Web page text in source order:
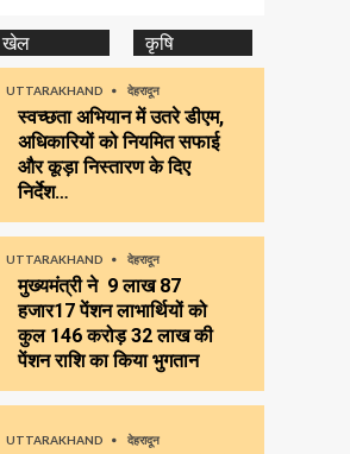
खेल कृषि
UTTARAKHAND देहरादून
स्वच्छता अभियान में उतरे डीएम,
अधिकारियों को नियमित सफाई
और कूड़ा निस्तारण के दिए
निर्देश…
UTTARAKHAND देहरादून
मुख्यमंत्री ने 9 लाख 87
हजार17 पेंशन लाभार्थियों को
कुल ₹146 करोड़ 32 लाख की
पेंशन राशि का किया भुगतान
UTTARAKHAND देहरादून